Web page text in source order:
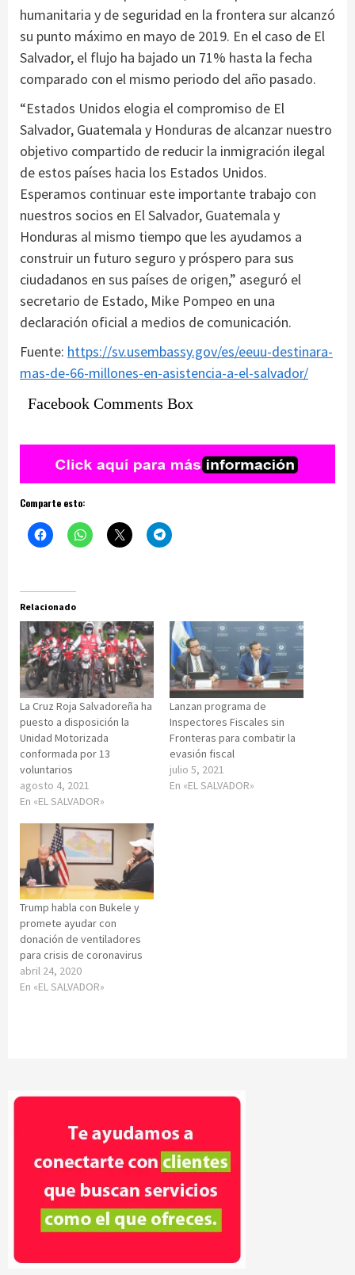
humanitaria y de seguridad en la frontera sur alcanzó
su punto máximo en mayo de 2019. En el caso de El
Salvador, el flujo ha bajado un 71% hasta la fecha
comparado con el mismo periodo del año pasado.
“Estados Unidos elogia el compromiso de El
Salvador, Guatemala y Honduras de alcanzar nuestro
objetivo compartido de reducir la inmigración ilegal
de estos países hacia los Estados Unidos.
Esperamos continuar este importante trabajo con
nuestros socios en El Salvador, Guatemala y
Honduras al mismo tiempo que les ayudamos a
construir un futuro seguro y próspero para sus
ciudadanos en sus países de origen,” aseguró el
secretario de Estado, Mike Pompeo en una
declaración oficial a medios de comunicación.
Fuente: https://sv.usembassy.gov/es/eeuu-destinara-
mas-de-66-millones-en-asistencia-a-el-salvador/
Facebook Comments Box
Comparte esto:
Relacionado
La Cruz Roja Salvadoreña ha
puesto a disposición la
Unidad Motorizada
conformada por 13
voluntarios
agosto 4, 2021
En «EL SALVADOR»
Lanzan programa de
Inspectores Fiscales sin
Fronteras para combatir la
evasión fiscal
julio 5, 2021
En «EL SALVADOR»
Trump habla con Bukele y
promete ayudar con
donación de ventiladores
para crisis de coronavirus
abril 24, 2020
En «EL SALVADOR»